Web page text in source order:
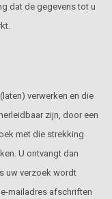
dat de gegevens tot u
verwerken en die
zijn, door een
met die strekking
U ontvangt dan
uw verzoek wordt
mailadres afschriften